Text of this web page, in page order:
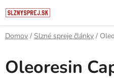
na
obsah
Domov / Slzné spreje články /
Oleoresin